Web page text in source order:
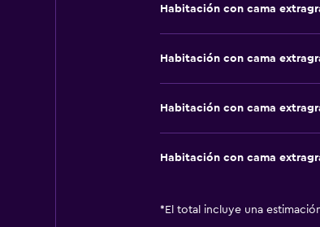
Habitación con cama
Habitación con cama
Habitación con cama
Habitación con cama
* El total incluye una